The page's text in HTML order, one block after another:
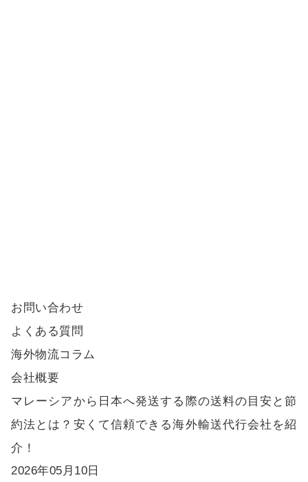
お問い合わせ
よくある質問
海外物流コラム
会社概要
マレーシアから日本へ発送する際の送料の目安と節
約法とは？安くて信頼できる海外輸送代行会社を紹
介！
2026年05月10日